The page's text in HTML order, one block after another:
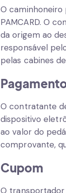
O
PAMCARD. O
da origem ao
responsável
pelas cabines
O contratante
dispositivo
ao valor do
comprovante,
Cupom
O